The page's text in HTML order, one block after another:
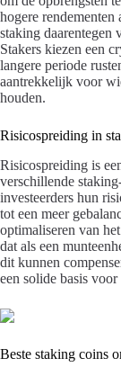
hogere
staking daarentegen
Stakers kiezen een
langere periode
aantrekkelijk voor
houden.
Risicospreiding in
Risicospreiding is
verschillende
investeerders hun
tot een meer
optimaliseren van
dat als een
dit kunnen
een solide basis
Beste staking coins